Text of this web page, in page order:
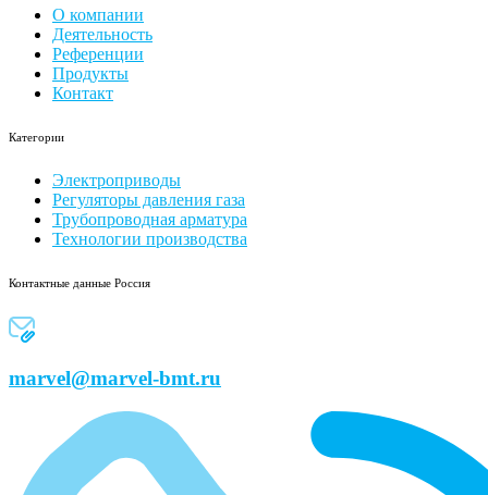
О компании
Деятельность
Референции
Продукты
Контакт
Категории
Электроприводы
Регуляторы давления газа
Трубопроводная арматура
Технологии производства
Контактные данные Россия
marvel@marvel-bmt.ru